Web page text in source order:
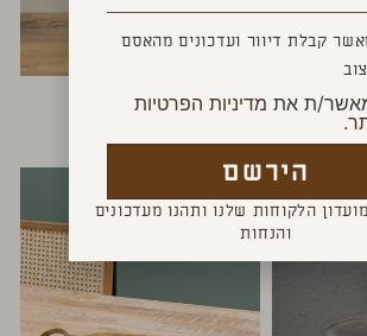
₪160
קבלת דיוור ועדכונים מהאסם
ת את מדיניות הפרטיות
הירשם
הלקוחות שלנו ותהנו מעדכונים
והנחות